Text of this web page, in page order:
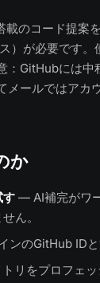
のコード提案
）が必要です
：GitHubには
メールではア
か
す — AI補完がワ
ん。
ンのGitHub IDと
リをプロフェ